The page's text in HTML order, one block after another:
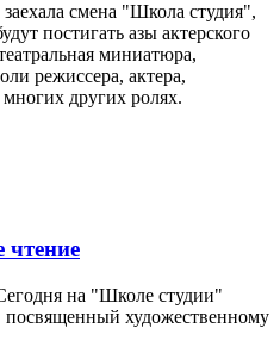
смена "Школа студия",
постигать азы актерского
миниатюра,
режиссера, актера,
многих других ролях.
чтение
на "Школе студии"
посвященный художественному